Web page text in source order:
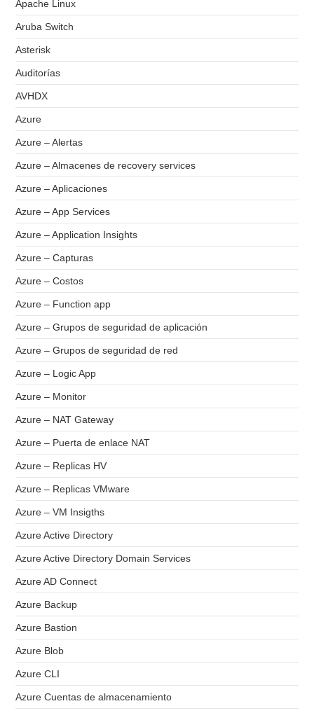
Apache Linux
Aruba Switch
Asterisk
Auditorías
AVHDX
Azure
Azure – Alertas
Azure – Almacenes de recovery services
Azure – Aplicaciones
Azure – App Services
Azure – Application Insights
Azure – Capturas
Azure – Costos
Azure – Function app
Azure – Grupos de seguridad de aplicación
Azure – Grupos de seguridad de red
Azure – Logic App
Azure – Monitor
Azure – NAT Gateway
Azure – Puerta de enlace NAT
Azure – Replicas HV
Azure – Replicas VMware
Azure – VM Insigths
Azure Active Directory
Azure Active Directory Domain Services
Azure AD Connect
Azure Backup
Azure Bastion
Azure Blob
Azure CLI
Azure Cuentas de almacenamiento